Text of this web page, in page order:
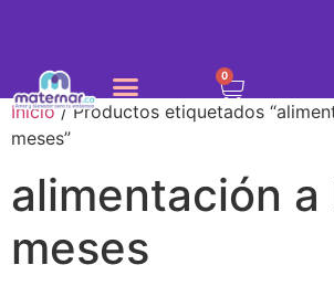
0
Inicio/ Productos etiquetados
meses”
alimentación a
meses